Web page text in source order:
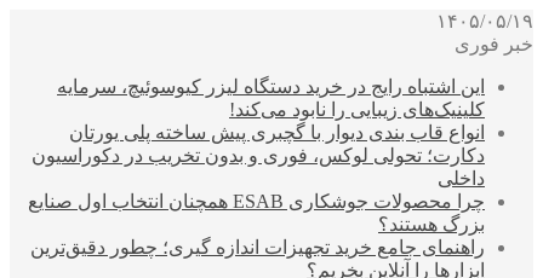
۱۴۰۵/۰۵/۱۹
خبر فوری
این اشتباه رایج در خرید دستگاه لیزر کیوسوئیچ، سرمایه
کلینیک‌های زیبایی را نابود می‌کند!
انواع قاب بندی دیوار با گچبری پیش ساخته پلی یورتان
دکارت؛ تحولی لوکس، فوری و بدون تخریب در دکوراسیون
داخلی
چرا محصولات جوشکاری ESAB همچنان انتخاب اول صنایع
بزرگ هستند؟
راهنمای جامع خرید تجهیزات اندازه گیری؛ چطور دقیق‌ترین
ابزارها را آنلاین بخریم؟